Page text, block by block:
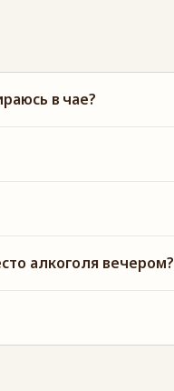
в чае?
алкоголя вечером?